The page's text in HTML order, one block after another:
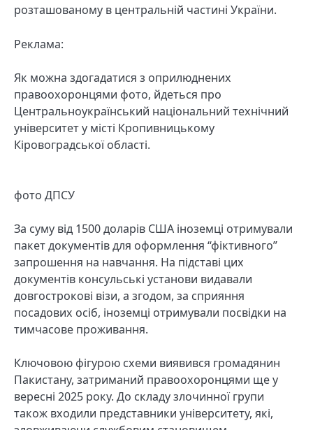
розташованому в центральній частині України.
Реклама:
Як можна здогадатися з оприлюднених
правоохоронцями фото, йдеться про
Центральноукраїнський національний технічний
університет у місті Кропивницькому
Кіровоградської області.
фото ДПСУ
За суму від 1500 доларів США іноземці отримували
пакет документів для оформлення “фіктивного”
запрошення на навчання. На підставі цих
документів консульські установи видавали
довгострокові візи, а згодом, за сприяння
посадових осіб, іноземці отримували посвідки на
тимчасове проживання.
Ключовою фігурою схеми виявився громадянин
Пакистану, затриманий правоохоронцями ще у
вересні 2025 року. До складу злочинної групи
також входили представники університету, які,